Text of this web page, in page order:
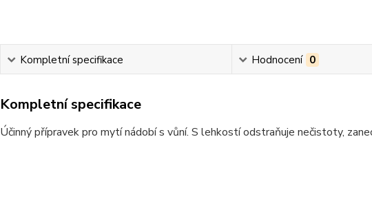
Kompletní specifikace Hodnocení 0
Kompletní specifikace
Účinný přípravek pro mytí nádobí s vůní. S lehkostí odstraňuje nečistoty,